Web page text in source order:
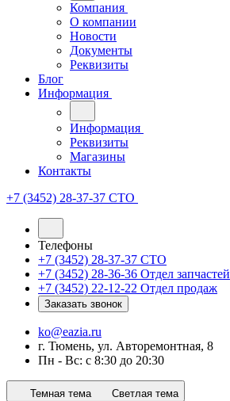
Компания
О компании
Новости
Документы
Реквизиты
Блог
Информация
Информация
Реквизиты
Магазины
Контакты
+7 (3452) 28-37-37 СТО
Телефоны
+7 (3452) 28-37-37 СТО
+7 (3452) 28-36-36 Отдел запчастей
+7 (3452) 22-12-22 Отдел продаж
Заказать звонок
ko@eazia.ru
г. Тюмень, ул. Авторемонтная, 8
Пн - Вс: с 8:30 до 20:30
Темная тема Светлая тема